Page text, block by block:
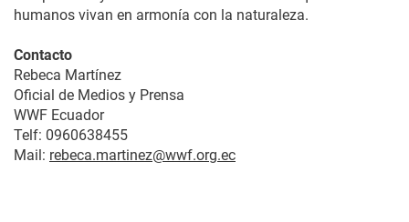
humanos vivan en armonía con la naturaleza.
Contacto
Rebeca Martínez
Oficial de Medios y Prensa
WWF Ecuador
Telf: 0960638455
Mail: rebeca.martinez@wwf.org.ec